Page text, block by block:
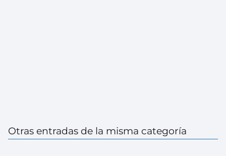
Otras entradas de la misma categoría